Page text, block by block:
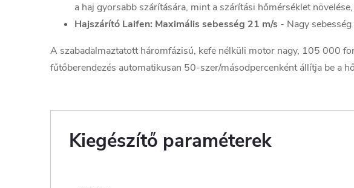
a haj gyorsabb szárítására, mint a szárítási hőmérséklet
Hajszárító Laifen: Maximális sebesség 21 m/s - Nagy
A szabadalmaztatott háromfázisú, kefe nélküli motor nagy, 105 000
fűtőberendezés automatikusan 50-szer/másodpercenként állítja be a
Kiegészítő paraméterek